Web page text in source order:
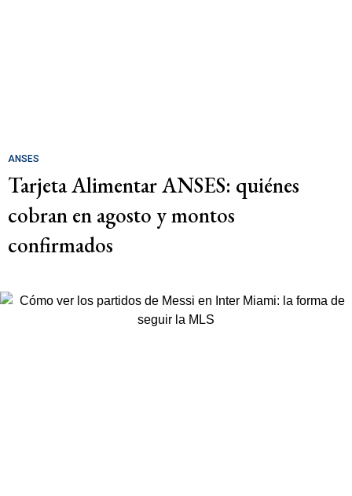
ANSES
Tarjeta Alimentar ANSES: quiénes
cobran en agosto y montos
confirmados